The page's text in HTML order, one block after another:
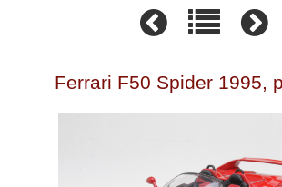
Ferrari F50 Spider 1995,